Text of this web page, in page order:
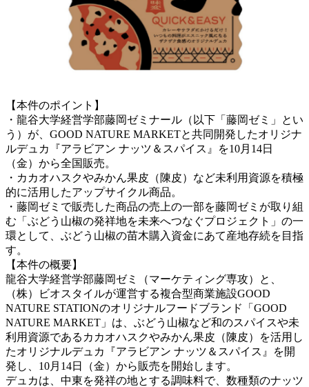
【本件のポイント】
・龍谷大学経営学部藤岡ゼミナール（以下「藤岡ゼミ」とい
う）が、GOOD NATURE MARKETと共同開発したオリジナ
ルデュカ『アラビアン ナッツ＆スパイス』を10月14日
（金）から全国販売。
・カカオハスクやみかん果皮（陳皮）など未利用資源を積極
的に活用したアップサイクル商品。
・藤岡ゼミで販売した商品の売上の一部を藤岡ゼミが取り組
む「ぶどう山椒の発祥地を未来へつなぐプロジェクト」の一
環として、ぶどう山椒の苗木購入資金にあて産地存続を目指
す。
【本件の概要】
龍谷大学経営学部藤岡ゼミ（マーケティング専攻）と、
（株）ビオスタイルが運営する複合型商業施設GOOD
NATURE STATIONのオリジナルフードブランド「GOOD
NATURE MARKET」は、ぶどう山椒など和のスパイスや未
利用資源であるカカオハスクやみかん果皮（陳皮）を活用し
たオリジナルデュカ『アラビアン ナッツ＆スパイス』を開
発し、10月14日（金）から販売を開始します。
デュカは、中東を発祥の地とする調味料で、数種類のナッツ